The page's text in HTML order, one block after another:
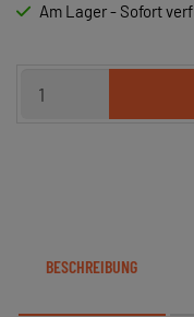
Am Lager - Sofort
BESCHREIBUNG